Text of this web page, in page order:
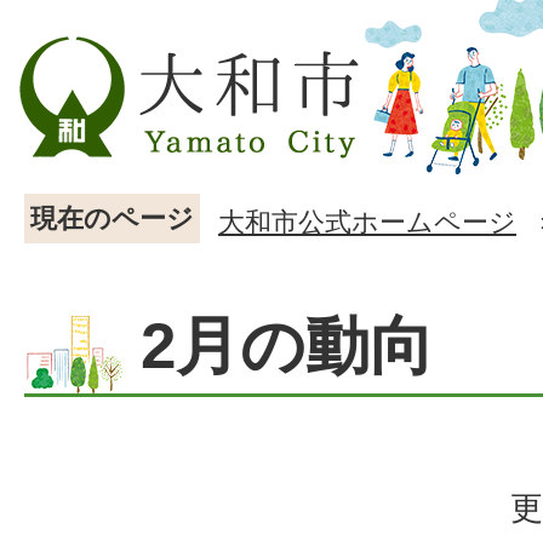
現在のページ 大和市公式ホームページ
2月の動向